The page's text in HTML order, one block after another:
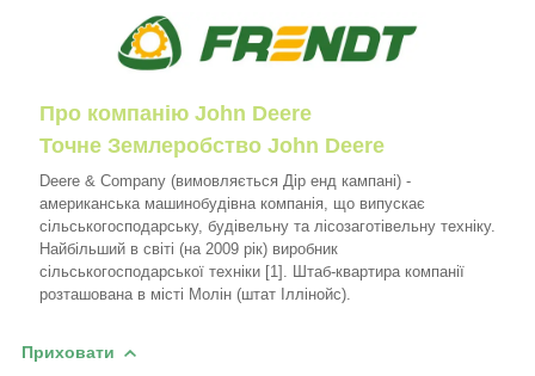
Про компанію John Deere
Точне Землеробство John Deere
Deere & Company (вимовляється Дір енд кампані) -
американська машинобудівна компанія, що випускає
сільськогосподарську, будівельну та лісозаготівельну техніку.
Найбільший в світі (на 2009 рік) виробник
сільськогосподарської техніки [1]. Штаб-квартира компанії
розташована в місті Молін (штат Іллінойс).
Приховати